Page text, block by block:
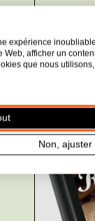
expérience
Web, afficher un
que nous
Non, ajuster